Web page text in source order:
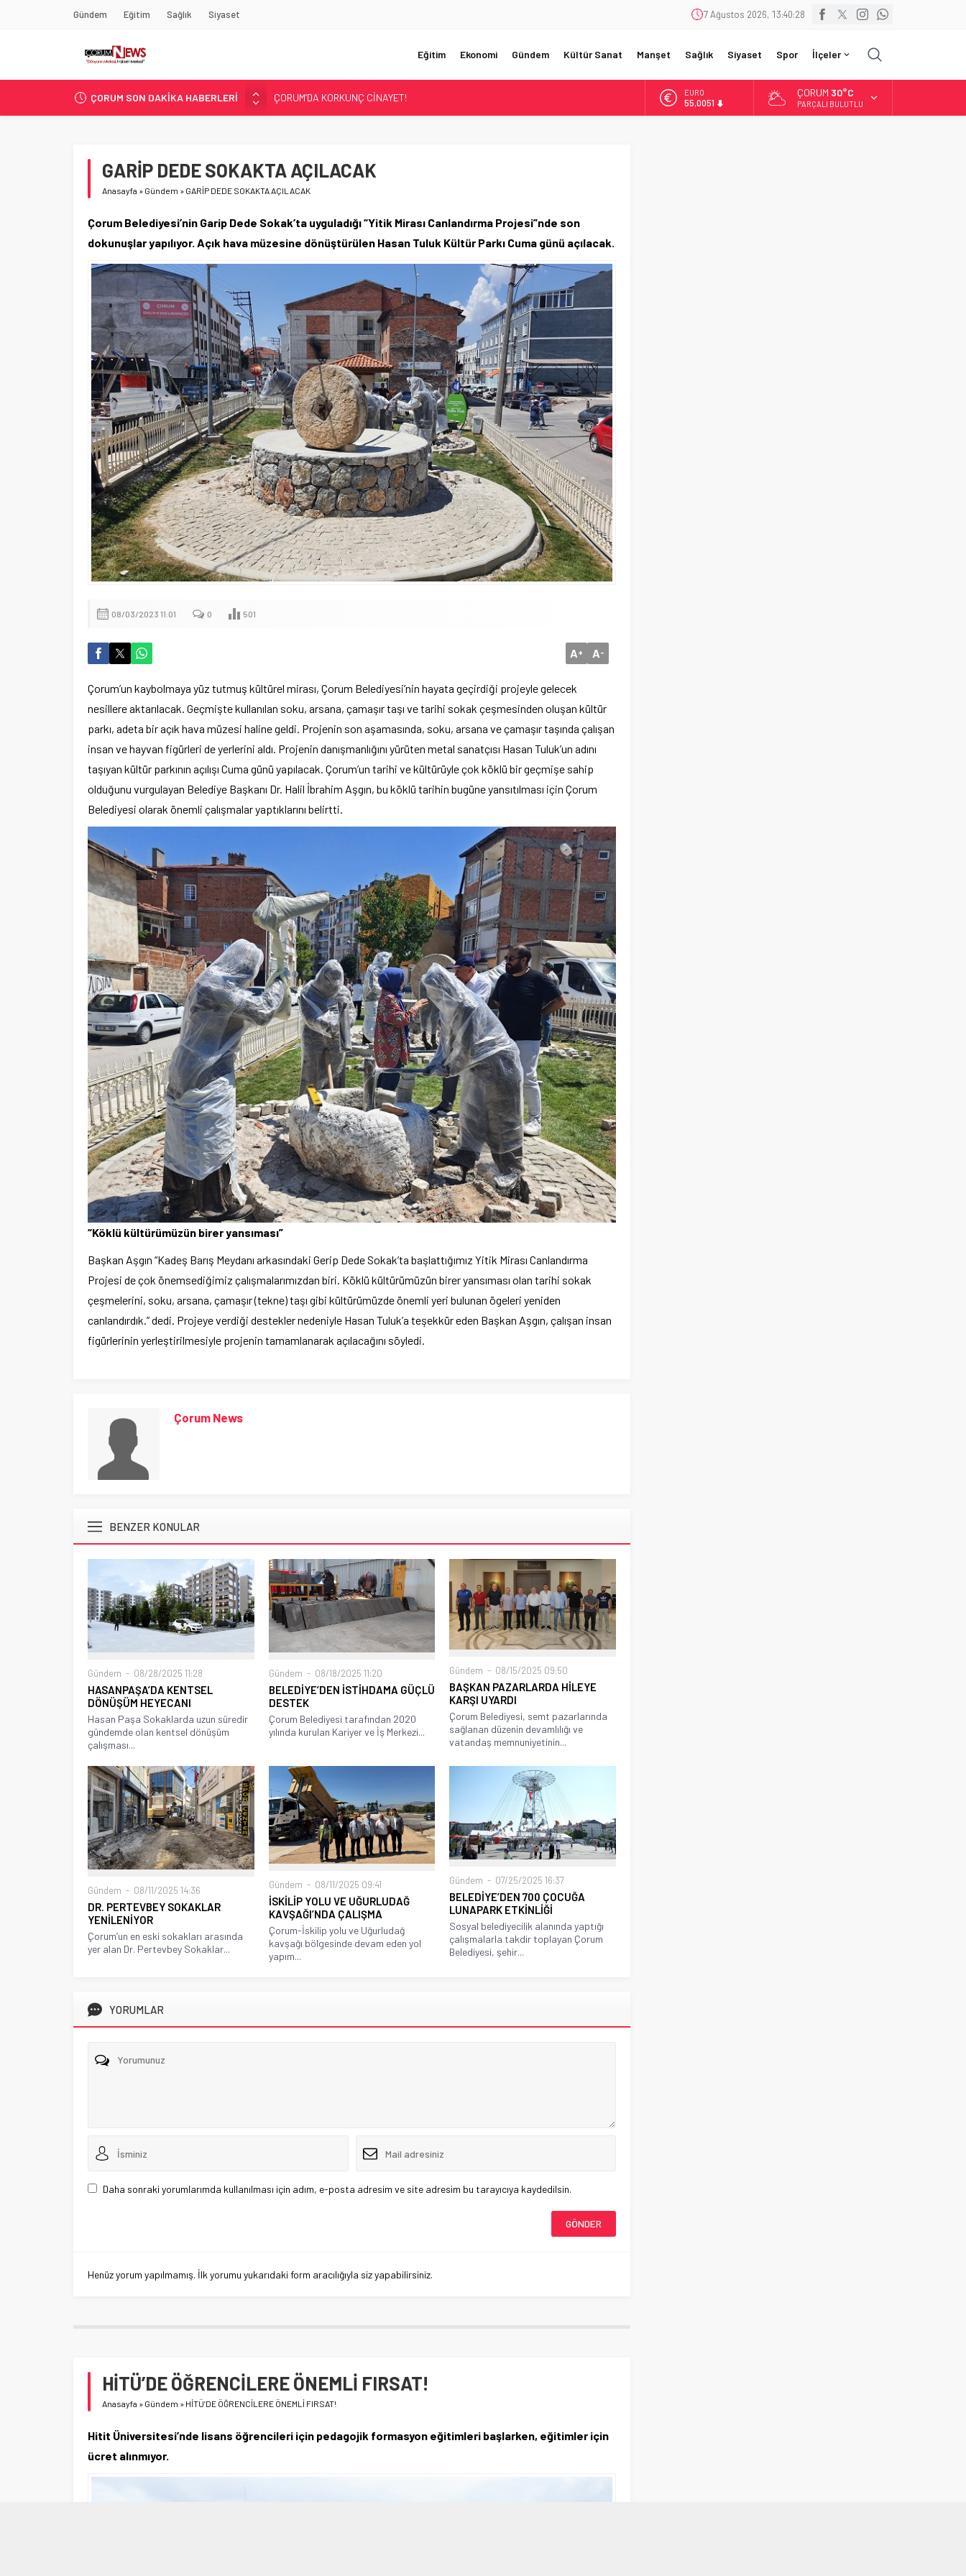
Gündem Eğitim Sağlık Siyaset 7 Ağustos 2026, 13:40:29
Eğitim Ekonomi Gündem Kültür Sanat Manşet Sağlık Siyaset Spor İlçeler
ÇORUM SON DAKİKA HABERLERİ
ASLAN, CUMHURBAŞKANI BAŞDANIŞMANI OLDU
SIR PERDESİ ÇÖZÜLDÜ!
ÇATIDAN DÜŞTÜ!
EURO
55,0051
ÇORUM 30°C
PARÇALI BULUTLU
GARİP DEDE SOKAKTA AÇILACAK
Anasayfa » Gündem » GARİP DEDE SOKAKTA AÇILACAK
Çorum Belediyesi’nin Garip Dede Sokak’ta uyguladığı “Yitik Mirası Canlandırma Projesi”nde son
dokunuşlar yapılıyor. Açık hava müzesine dönüştürülen Hasan Tuluk Kültür Parkı Cuma günü açılacak.
08/03/2023 11:01 0 501
A+ A-
Çorum’un kaybolmaya yüz tutmuş kültürel mirası, Çorum Belediyesi’nin hayata geçirdiği projeyle gelecek
nesillere aktarılacak. Geçmişte kullanılan soku, arsana, çamaşır taşı ve tarihi sokak çeşmesinden oluşan kültür
parkı, adeta bir açık hava müzesi haline geldi. Projenin son aşamasında, soku, arsana ve çamaşır taşında çalışan
insan ve hayvan figürleri de yerlerini aldı. Projenin danışmanlığını yürüten metal sanatçısı Hasan Tuluk’un adını
taşıyan kültür parkının açılışı Cuma günü yapılacak. Çorum’un tarihi ve kültürüyle çok köklü bir geçmişe sahip
olduğunu vurgulayan Belediye Başkanı Dr. Halil İbrahim Aşgın, bu köklü tarihin bugüne yansıtılması için Çorum
Belediyesi olarak önemli çalışmalar yaptıklarını belirtti.
“Köklü kültürümüzün birer yansıması”
Başkan Aşgın “Kadeş Barış Meydanı arkasındaki Gerip Dede Sokak’ta başlattığımız Yitik Mirası Canlandırma
Projesi de çok önemsediğimiz çalışmalarımızdan biri. Köklü kültürümüzün birer yansıması olan tarihi sokak
çeşmelerini, soku, arsana, çamaşır (tekne) taşı gibi kültürümüzde önemli yeri bulunan ögeleri yeniden
canlandırdık.” dedi. Projeye verdiği destekler nedeniyle Hasan Tuluk’a teşekkür eden Başkan Aşgın, çalışan insan
figürlerinin yerleştirilmesiyle projenin tamamlanarak açılacağını söyledi.
Çorum News
BENZER KONULAR
Gündem 08/28/2025 11:28
HASANPAŞA’DA KENTSEL
DÖNÜŞÜM HEYECANI
Hasan Paşa Sokaklarda uzun süredir
gündemde olan kentsel dönüşüm
çalışması...
Gündem 08/18/2025 11:20
BELEDİYE’DEN İSTİHDAMA GÜÇLÜ
DESTEK
Çorum Belediyesi tarafından 2020
yılında kurulan Kariyer ve İş Merkezi...
Gündem 08/15/2025 09:50
BAŞKAN PAZARLARDA HİLEYE
KARŞI UYARDI
Çorum Belediyesi, semt pazarlarında
sağlanan düzenin devamlılığı ve
vatandaş memnuniyetinin...
Gündem 08/11/2025 14:36
DR. PERTEVBEY SOKAKLAR
YENİLENİYOR
Çorum’un en eski sokakları arasında
yer alan Dr. Pertevbey Sokaklar...
Gündem 08/11/2025 09:41
İSKİLİP YOLU VE UĞURLUDAĞ
KAVŞAĞI’NDA ÇALIŞMA
Çorum-İskilip yolu ve Uğurludağ
kavşağı bölgesinde devam eden yol
yapım...
Gündem 07/25/2025 16:37
BELEDİYE’DEN 700 ÇOCUĞA
LUNAPARK ETKİNLİĞİ
Sosyal belediyecilik alanında yaptığı
çalışmalarla takdir toplayan Çorum
Belediyesi, şehir...
YORUMLAR
Daha sonraki yorumlarımda kullanılması için adım, e-posta adresim ve site adresim bu tarayıcıya kaydedilsin.
Henüz yorum yapılmamış. İlk yorumu yukarıdaki form aracılığıyla siz yapabilirsiniz.
HİTÜ’DE ÖĞRENCİLERE ÖNEMLİ FIRSAT!
Anasayfa » Gündem » HİTÜ’DE ÖĞRENCİLERE ÖNEMLİ FIRSAT!
Hitit Üniversitesi’nde lisans öğrencileri için pedagojik formasyon eğitimleri başlarken, eğitimler için
ücret alınmıyor.